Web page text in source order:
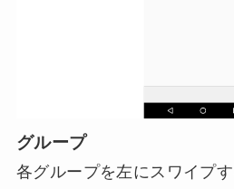
グループ
各グループを左にスワイプ